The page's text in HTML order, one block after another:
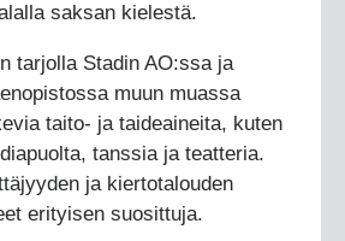
saksan kielestä.
tarjolla Stadin AO:ssa ja
muun muassa
taito- ja taideaineita, kuten
tanssia ja teatteria.
ja kiertotalouden
erityisen suosittuja.